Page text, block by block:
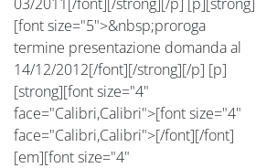
[font size="5">&nbsp;proroga
termine presentazione domanda al
14/12/2012[/font][/strong][/p] [p]
[strong][font size="4"
face="Calibri,Calibri">[font size="4"
face="Calibri,Calibri">[/font][/font]
[em][font size="4"